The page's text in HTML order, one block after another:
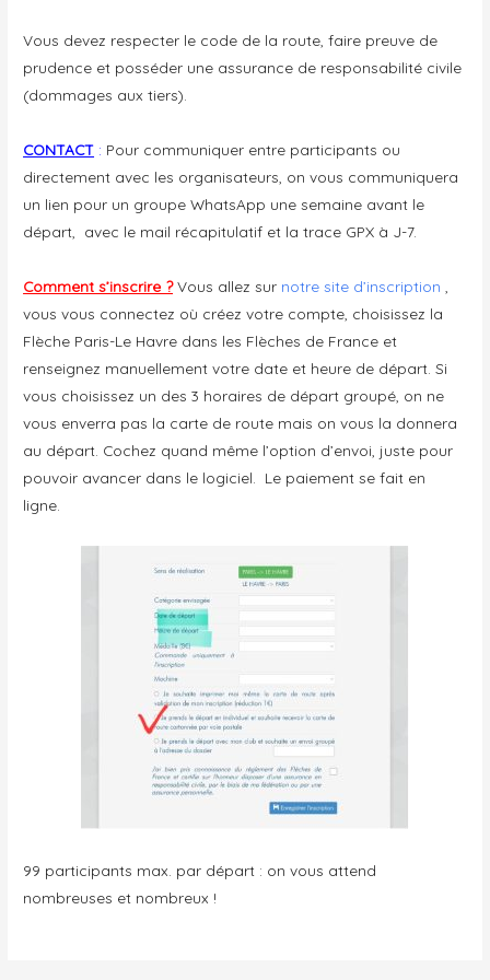
Vous devez respecter le code de la route, faire preuve de
prudence et posséder une assurance de responsabilité civile
(dommages aux tiers).
CONTACT : Pour communiquer entre participants ou
directement avec les organisateurs, on vous communiquera
un lien pour un groupe WhatsApp une semaine avant le
départ, avec le mail récapitulatif et la trace GPX à J-7.
Comment s’inscrire ?Vous allez sur notre site d’inscription
vous vous connectez où créez votre compte, choisissez la
Flèche Paris-Le Havre dans les Flèches de France et
renseignez manuellement votre date et heure de départ. Si
vous choisissez un des 3 horaires de départ groupé, on ne
vous enverra pas la carte de route mais on vous la donnera
au départ. Cochez quand même l’option d’envoi, juste pour
pouvoir avancer dans le logiciel. Le paiement se fait en
ligne.
99 participants max. par départ : on vous attend
nombreuses et nombreux !